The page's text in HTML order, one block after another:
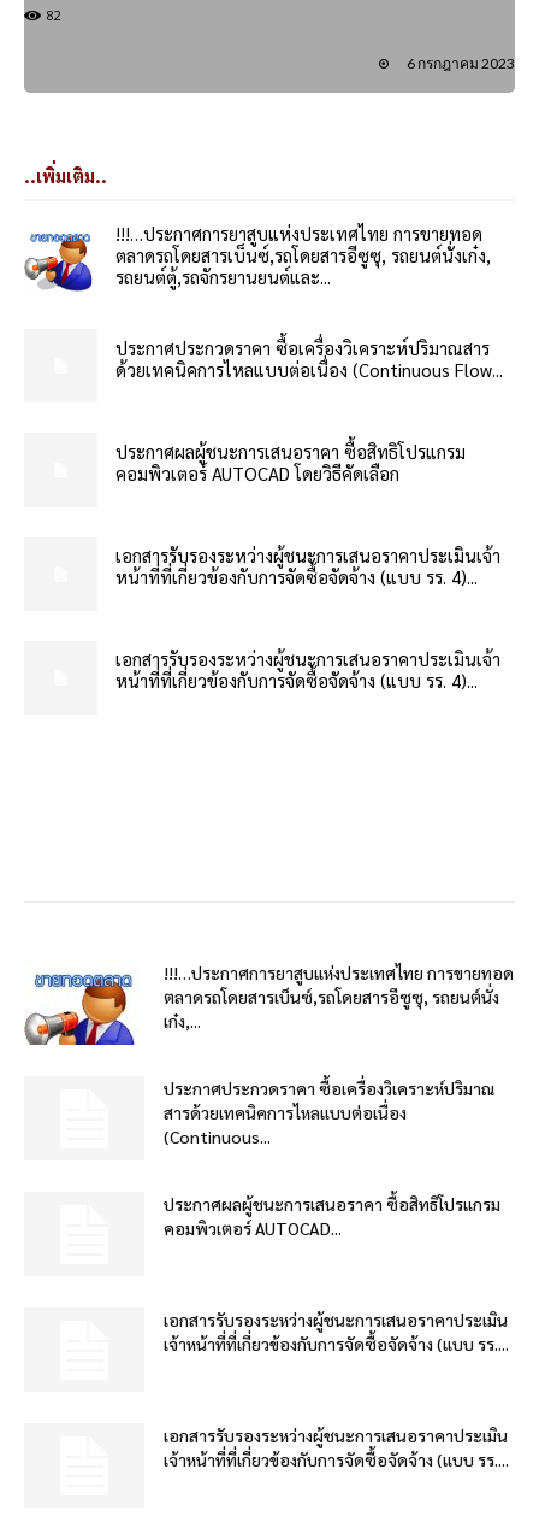
82
6 กรกฎาคม 2023
..เพิ่มเติม..
!!!…ประกาศการยาสูบแห่งประเทศไทย การขายทอด
ตลาดรถโดยสารเบ็นซ์,รถโดยสารอีซูซุ, รถยนต์นั่งเก๋ง,
รถยนต์ตู้,รถจักรยานยนต์และ...
ประกาศประกวดราคา ซื้อเครื่องวิเคราะห์ปริมาณสาร
ด้วยเทคนิคการไหลแบบต่อเนื่อง (Continuous Flow...
ประกาศผลผู้ชนะการเสนอราคา ซื้อสิทธิโปรแกรม
คอมพิวเตอร์ AUTOCAD โดยวิธีคัดเลือก
เอกสารรับรองระหว่างผู้ชนะการเสนอราคาประเมินเจ้า
หน้าที่ที่เกี่ยวข้องกับการจัดซื้อจัดจ้าง (แบบ รร. 4)...
เอกสารรับรองระหว่างผู้ชนะการเสนอราคาประเมินเจ้า
หน้าที่ที่เกี่ยวข้องกับการจัดซื้อจัดจ้าง (แบบ รร. 4)...
!!!…ประกาศการยาสูบแห่งประเทศไทย การขายทอด
ตลาดรถโดยสารเบ็นซ์,รถโดยสารอีซูซุ, รถยนต์นั่ง
เก๋ง,...
ประกาศประกวดราคา ซื้อเครื่องวิเคราะห์ปริมาณ
สารด้วยเทคนิคการไหลแบบต่อเนื่อง
(Continuous...
ประกาศผลผู้ชนะการเสนอราคา ซื้อสิทธิโปรแกรม
คอมพิวเตอร์ AUTOCAD...
เอกสารรับรองระหว่างผู้ชนะการเสนอราคาประเมิน
เจ้าหน้าที่ที่เกี่ยวข้องกับการจัดซื้อจัดจ้าง (แบบ รร....
เอกสารรับรองระหว่างผู้ชนะการเสนอราคาประเมิน
เจ้าหน้าที่ที่เกี่ยวข้องกับการจัดซื้อจัดจ้าง (แบบ รร....